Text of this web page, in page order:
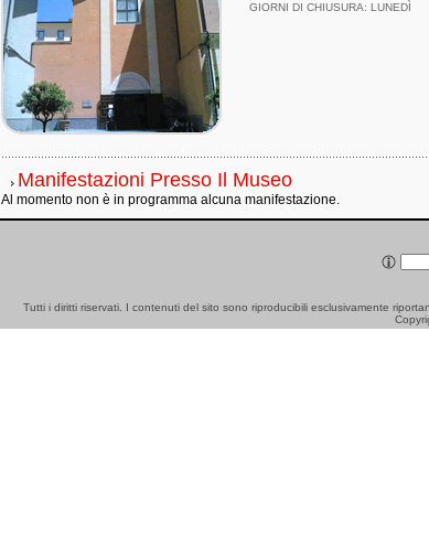
GIORNI DI CHIUSURA: LUNEDÌ
Manifestazioni Presso Il Museo
Al momento non è in programma alcuna manifestazione.
Tutti i diritti riservati. I contenuti del sito sono riproducibili esclusivamente